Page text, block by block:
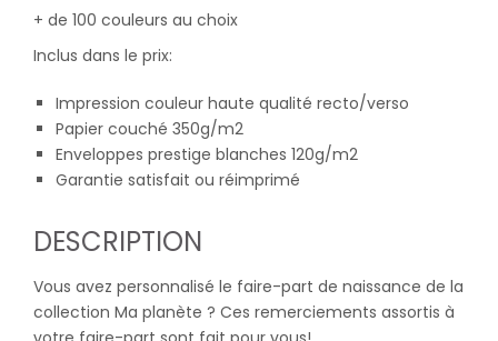
+ de 100 couleurs au choix
Inclus dans le prix:
Impression couleur haute qualité recto/verso
Papier couché 350g/m2
Enveloppes prestige blanches 120g/m2
Garantie satisfait ou réimprimé
DESCRIPTION
Vous avez personnalisé le faire-part de naissance de la
collection Ma planète ? Ces remerciements assortis à